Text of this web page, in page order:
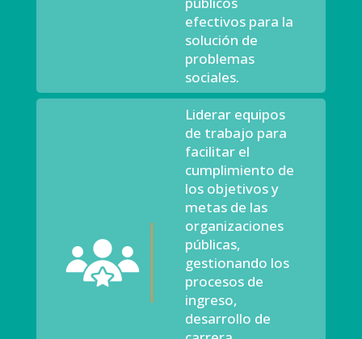
efectivos para la
solución de
problemas
sociales.
Liderar equipos
de trabajo para
facilitar el
cumplimiento de
los objetivos y
metas de las
organizaciones
públicas,
gestionando los
procesos de
ingreso,
desarrollo de